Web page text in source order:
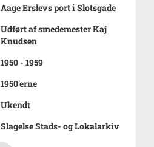
Aage Erslevs port i Slotsgade
Udført af smedemester Kaj
Knudsen
1950 - 1959
1950'erne
Ukendt
Slagelse Stads- og Lokalarkiv